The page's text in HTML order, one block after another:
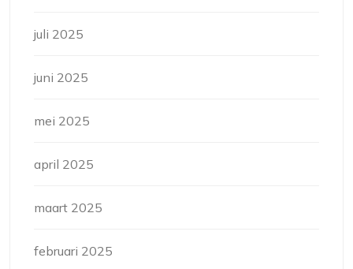
juli 2025
juni 2025
mei 2025
april 2025
maart 2025
februari 2025